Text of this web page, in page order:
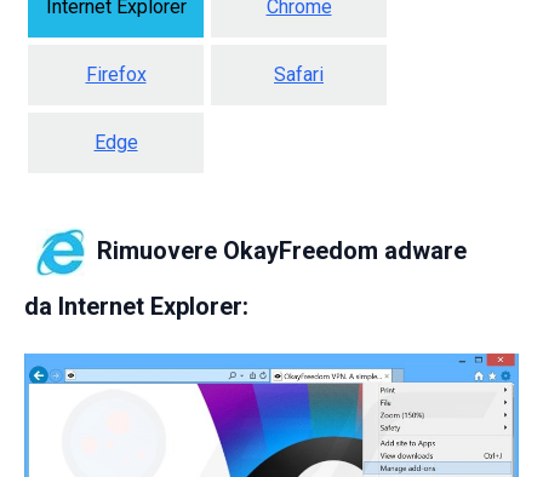
Internet Explorer Chrome
Firefox Safari
Edge
Rimuovere OkayFreedom adware
da Internet Explorer: